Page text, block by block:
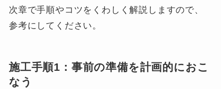
次章で手順やコツをくわしく解説しますので、
参考にしてください。
施工手順1：事前の準備を計画的におこ
なう